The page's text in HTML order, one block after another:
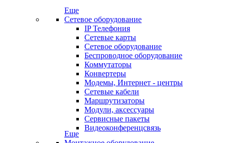
Еще
Сетевое оборудование
IP Телефония
Сетевые карты
Сетевое оборудование
Беспроводное оборудование
Коммутаторы
Конвертеры
Модемы, Интернет - центры
Сетевые кабели
Маршрутизаторы
Модули, аксессуары
Сервисные пакеты
Видеоконференцсвязь
Еще